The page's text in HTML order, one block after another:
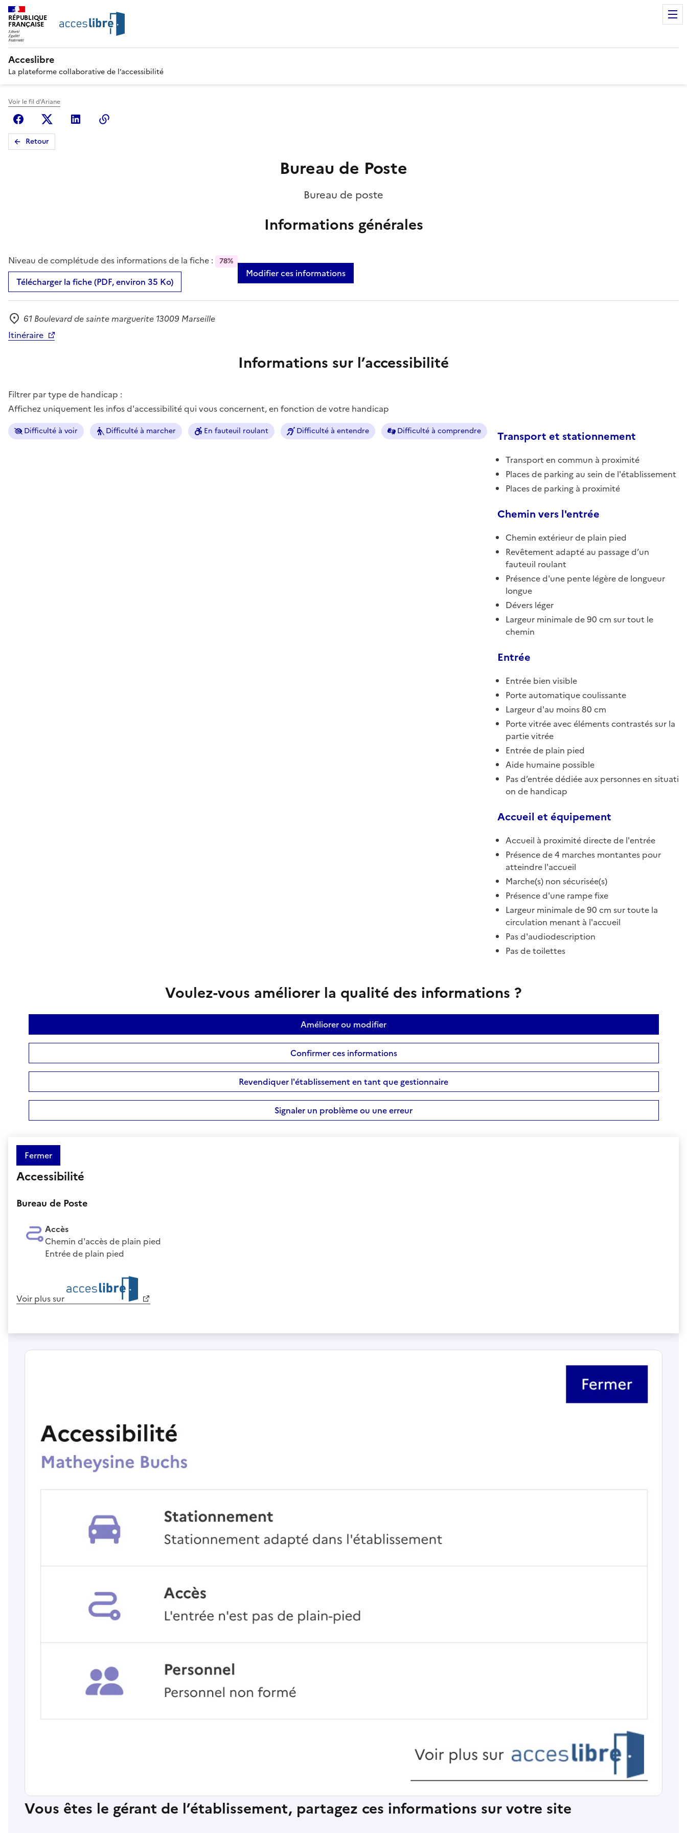
RÉPUBLIQUE
FRANÇAISE
Acceslibre
La plateforme collaborative de l’accessibilité
Voir le fil d'Ariane
FacebookX (anciennement Twitter)
Linkedin
Retour
Bureau de Poste
Bureau de poste
Informations générales
Niveau de complétude des informations de la fiche : 78%
Télécharger la fiche (PDF, environ 35 Ko)
Modifier ces informations
Adresse
61 Boulevard de sainte marguerite 13009 Marseille
Itinéraire
Informations sur l’accessibilité
Filtrer par type de handicap :
Affichez uniquement les infos d'accessibilité qui vous concernent, en fonction de votre handicap
Difficulté à voir Difficulté à marcher En fauteuil roulant Difficulté à entendre Difficulté à comprendre Transport et stationnement
Transport en commun à proximité
Places de parking au sein de l'établissement
Places de parking à proximité
Chemin vers l'entrée
Chemin extérieur de plain pied
Revêtement adapté au passage d’un
fauteuil roulant
Présence d'une pente légère de longueur
longue
Dévers léger
Largeur minimale de 90 cm sur tout le
chemin
Entrée
Entrée bien visible
Porte automatique coulissante
Largeur d'au moins 80 cm
Porte vitrée avec éléments contrastés sur la
partie vitrée
Entrée de plain pied
Aide humaine possible
Pas d’entrée dédiée aux personnes en situati
on de handicap
Accueil et équipement
Accueil à proximité directe de l'entrée
Présence de 4 marches montantes pour
atteindre l'accueil
Marche(s) non sécurisée(s)
Présence d'une rampe fixe
Largeur minimale de 90 cm sur toute la
circulation menant à l'accueil
Pas d'audiodescription
Pas de toilettes
Voulez-vous améliorer la qualité des informations ?
Améliorer ou modifier
Confirmer ces informations
Revendiquer l'établissement en tant que gestionnaire
Signaler un problème ou une erreur
Fermer
Accessibilité
Bureau de Poste
Accès
Chemin d'accès de plain pied
Entrée de plain pied
Voir plus sur
Vous êtes le gérant de l’établissement, partagez ces informations sur votre site